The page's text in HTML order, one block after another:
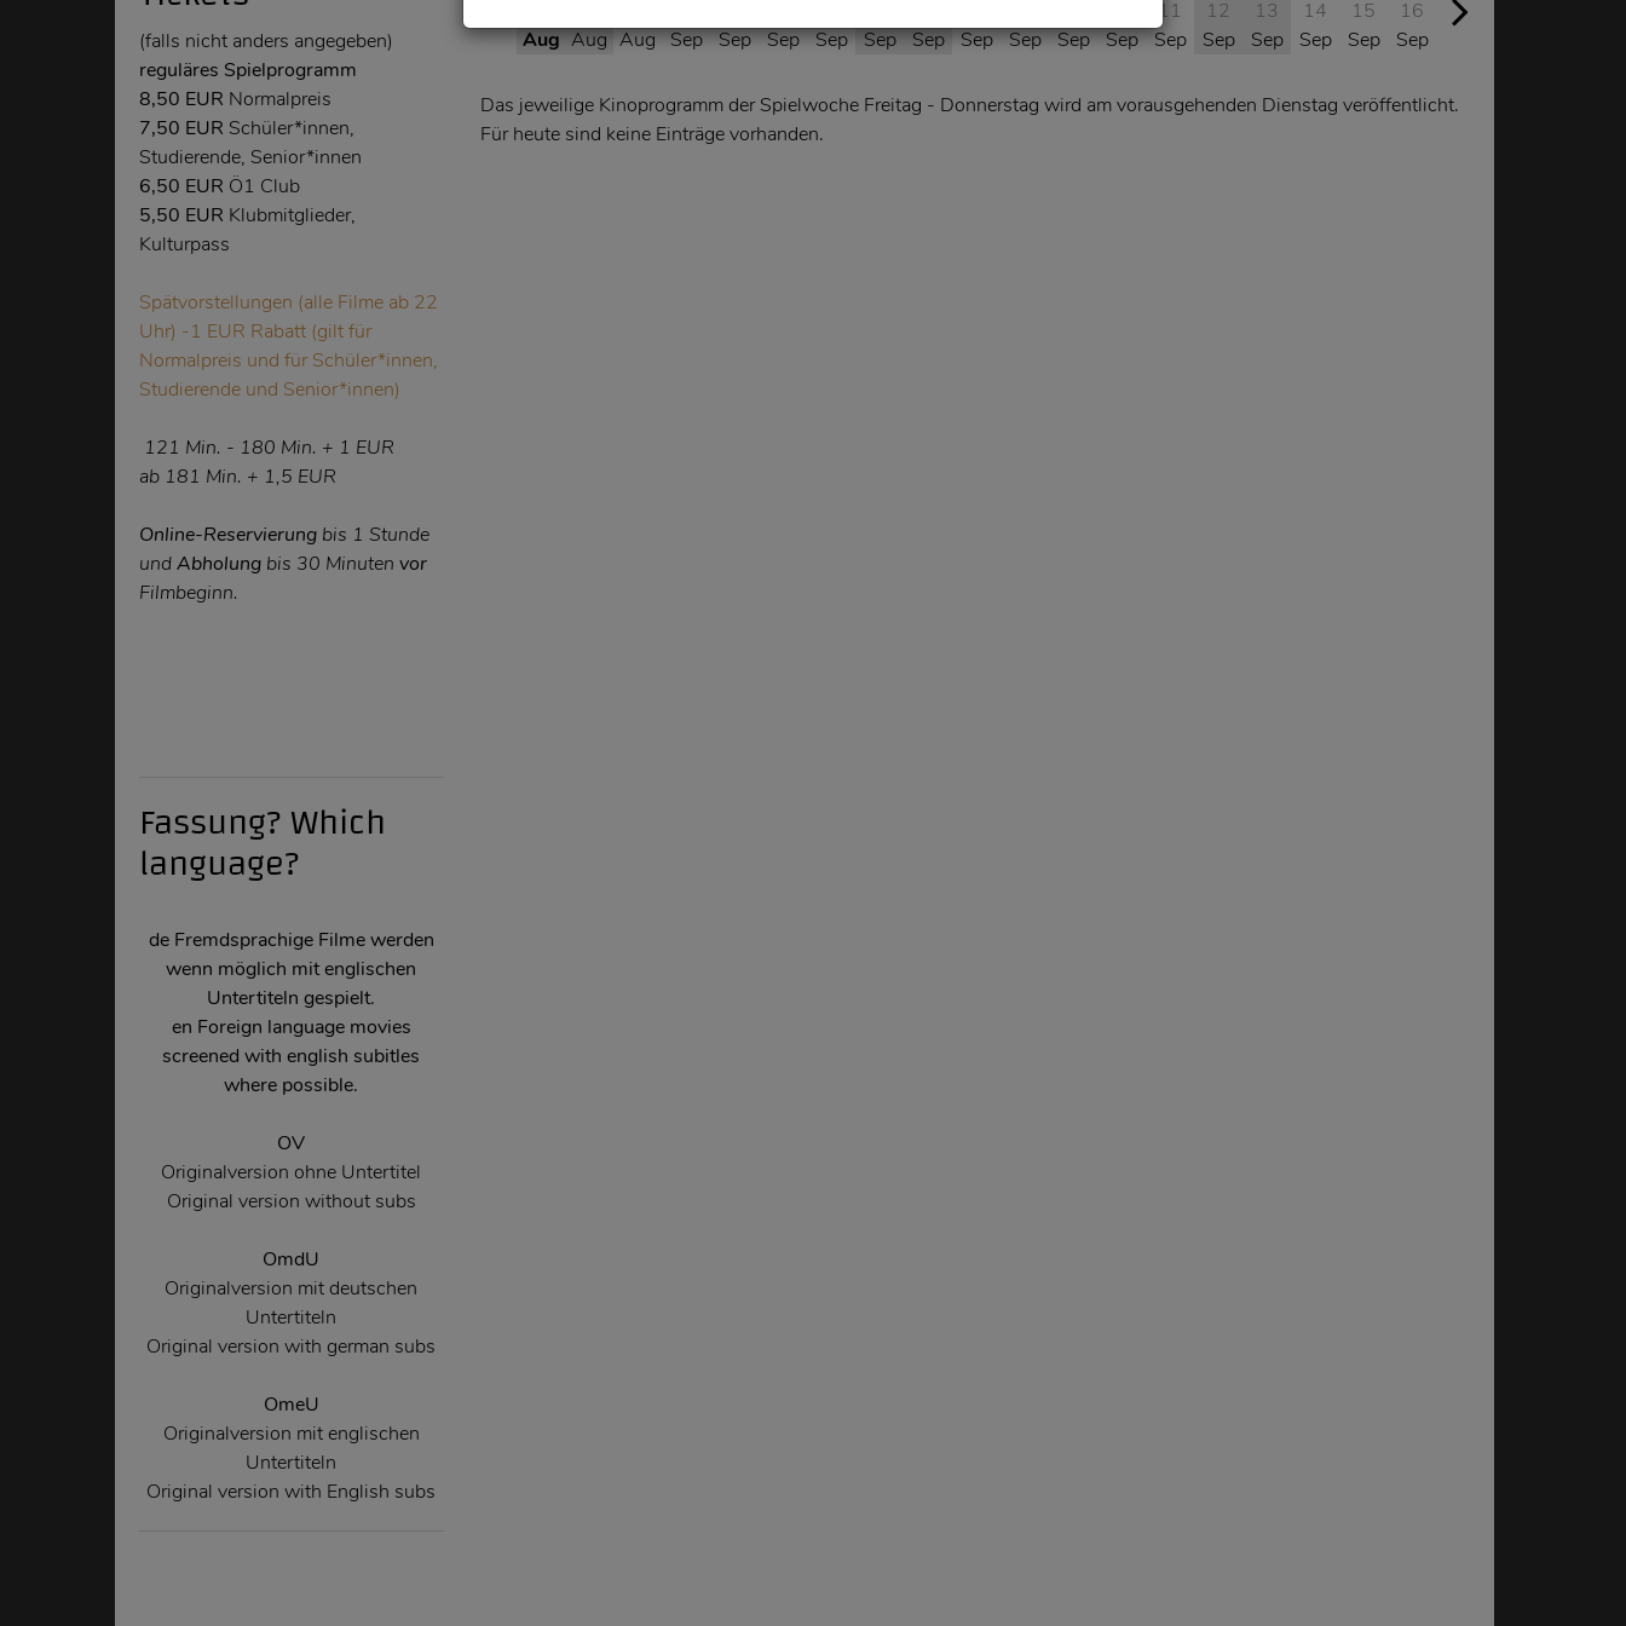
(falls nicht anders angegeben)
reguläres Spielprogramm
8,50 EUR Normalpreis
7,50 EUR Schüler*innen,
Studierende, Senior*innen
6,50 EUR Ö1 Club
5,50 EUR Klubmitglieder,
Kulturpass
Spätvorstellungen (alle Filme ab 22
Uhr) -1 EUR Rabatt (gilt für
Normalpreis und für Schüler*innen,
Studierende und Senior*innen)
121 Min. - 180 Min. + 1 EUR
ab 181 Min. + 1,5 EUR
Online-Reservierungbis 1 Stunde
undAbholungbis 30 Minuten vor
Filmbeginn.
Fassung? Which
language?
de Fremdsprachige Filme werden
wenn möglich mit englischen
Untertiteln gespielt.
en Foreign language movies
screened with english subitles
where possible.
OV
Originalversion ohne Untertitel
Original version without subs
OmdU
Originalversion mit deutschen
Untertiteln
Original version with german subs
OmeU
Originalversion mit englischen
Untertiteln
Original version with English subs
21
Aug
22
Aug
23
Aug Aug Aug Aug
Aug Aug Aug Aug Sep Sep Sep Sep Sep Sep Sep Sep Sep Sep
11
Sep
12
Sep
13
Sep
14
Sep
15
Sep
16
Sep
17
Das jeweilige Kinoprogramm der Spielwoche Freitag - Donnerstag wird am vorausgehenden Dienstag veröffentlicht.
Für heute sind keine Einträge vorhanden.